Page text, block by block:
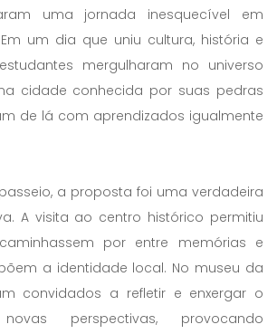
uma jornada inesquecível em
um dia que uniu cultura, história e
mergulharam no universo
cidade conhecida por suas pedras
de lá com aprendizados igualmente
a proposta foi uma verdadeira
A visita ao centro histórico permitiu
por entre memórias e
a identidade local. No museu da
convidados a refletir e enxergar o
perspectivas, provocando